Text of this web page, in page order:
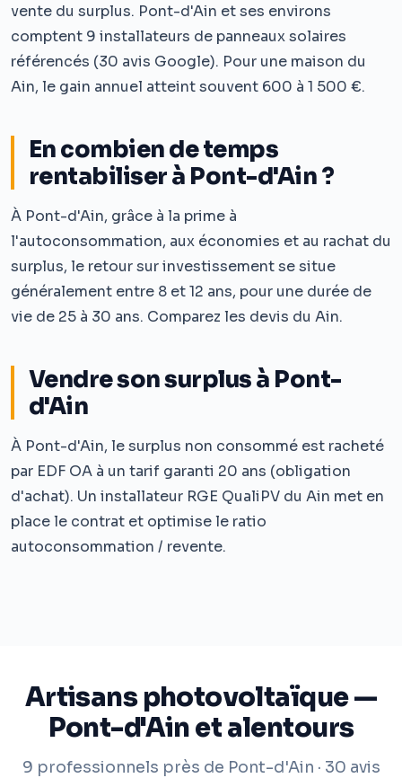
vente du surplus. Pont-d'Ain et ses environs
comptent 9 installateurs de panneaux solaires
référencés (30 avis Google). Pour une maison du
Ain, le gain annuel atteint souvent 600 à 1 500 €.
En combien de temps
rentabiliser à Pont-d'Ain ?
À Pont-d'Ain, grâce à la prime à
l'autoconsommation, aux économies et au rachat du
surplus, le retour sur investissement se situe
généralement entre 8 et 12 ans, pour une durée de
vie de 25 à 30 ans. Comparez les devis du Ain.
Vendre son surplus à Pont-
d'Ain
À Pont-d'Ain, le surplus non consommé est racheté
par EDF OA à un tarif garanti 20 ans (obligation
d'achat). Un installateur RGE QualiPV du Ain met en
place le contrat et optimise le ratio
autoconsommation / revente.
Artisans photovoltaïque —
Pont-d'Ain et alentours
9 professionnels près de Pont-d'Ain · 30 avis